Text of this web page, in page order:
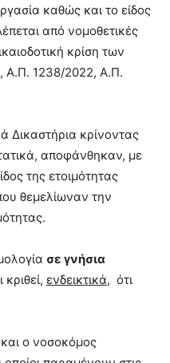
καθώς και το είδος
από νομοθετικές
κρίση των
Α.Π. 1238/2022, Α.Π.
Δικαστήρια κρίνοντας
αποφάνθηκαν, με
της ετοιμότητας
θεμελίωναν την
σε γνήσια
ενδεικτικά, ότι
ο νοσοκόμος